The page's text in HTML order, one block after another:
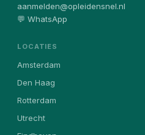
aanmelden@opleidensnel.nl
💬 WhatsApp
LOCATIES
Amsterdam
Den Haag
Rotterdam
Utrecht